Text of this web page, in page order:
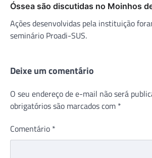
Óssea são discutidas no Moinhos
Ações desenvolvidas pela instituição
seminário Proadi-SUS.
Deixe um comentário
O seu endereço de e-mail não será
obrigatórios são marcados com *
Comentário *